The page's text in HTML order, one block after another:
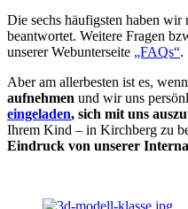
Die sechs häufigsten haben
beantwortet. Weitere Fragen
unserer Webunterseite „FAQs“.
Aber am allerbesten ist es,
aufnehmen und wir uns
eingeladen, sich mit uns
Ihrem Kind – in Kirchberg zu
Eindruck von unserer